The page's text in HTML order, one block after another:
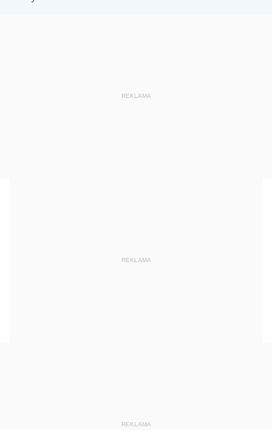
REKLAMA
REKLAMA
REKLAMA